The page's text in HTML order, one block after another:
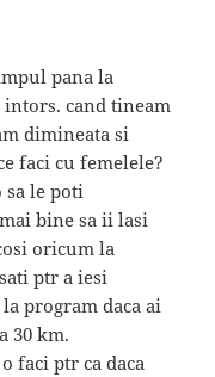
pana la
cand tineam
dimineata si
faci cu femelele?
sa le poti
bine sa ii lasi
oricum la
ptr a iesi
program daca ai
30 km.
faci ptr ca daca